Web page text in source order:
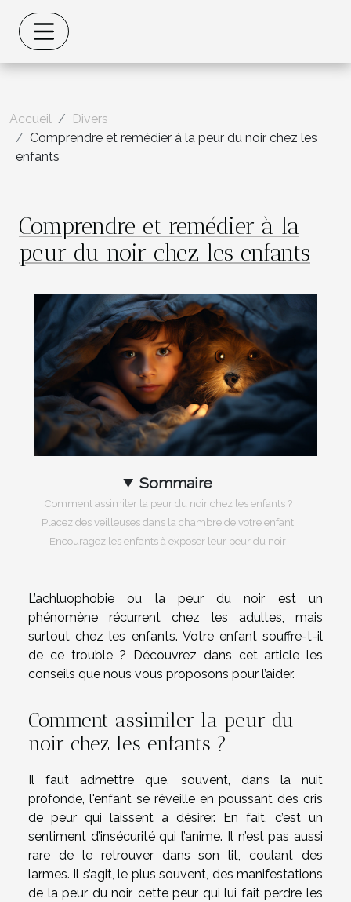
Accueil
Divers
Comprendre et remédier à la peur du noir chez les
enfants
Comprendre et remédier à la
peur du noir chez les enfants
Sommaire
Comment assimiler la peur du noir chez les enfants ?
Placez des veilleuses dans la chambre de votre enfant
Encouragez les enfants à exposer leur peur du noir
L’achluophobie ou la peur du noir est un
phénomène récurrent chez les adultes, mais
surtout chez les enfants. Votre enfant souffre-t-il
de ce trouble ? Découvrez dans cet article les
conseils que nous vous proposons pour l’aider.
Comment assimiler la peur du
noir chez les enfants ?
Il faut admettre que, souvent, dans la nuit
profonde, l'enfant se réveille en poussant des cris
de peur qui laissent à désirer. En fait, c’est un
sentiment d’insécurité qui l’anime. Il n’est pas aussi
rare de le retrouver dans son lit, coulant des
larmes. Il s’agit, le plus souvent, des manifestations
de la peur du noir, cette peur qui lui fait perdre les